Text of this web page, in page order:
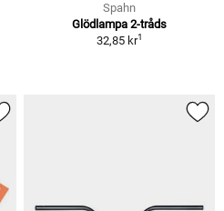
Spahn
Glödlampa 2-tråds
32,85 kr1